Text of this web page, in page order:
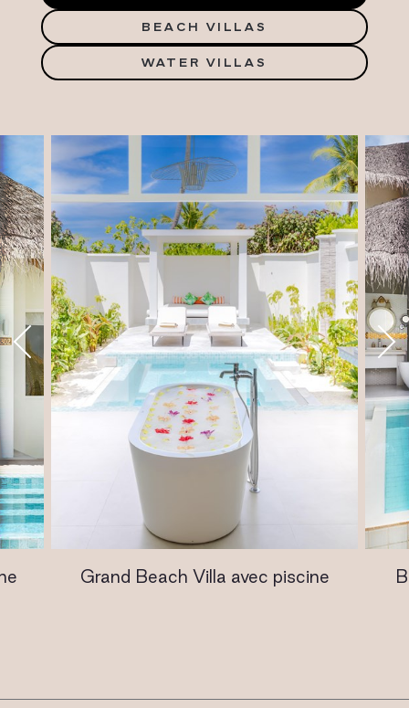
BEACH VILLAS
WATER VILLAS
Grand Beach Villa avec piscine